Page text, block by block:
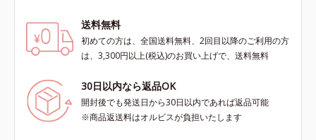
送料無料
初めての方は、全国送料無料、2回目以降のご利用の方
は、3,300円以上(税込)のお買い上げで、送料無料
30日以内なら返品OK
開封後でも発送日から30日以内であれば返品可能
※商品返送料はオルビスが負担いたします